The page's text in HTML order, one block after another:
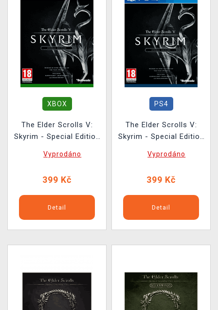
XBOX
The Elder Scrolls V:
Skyrim - Special Edition
Vyprodáno
399 Kč
Detail
PS4
The Elder Scrolls V:
Skyrim - Special Edition
Vyprodáno
399 Kč
Detail